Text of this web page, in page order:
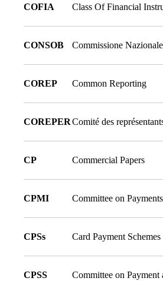
COFIA Class Of Financial
CONSOB Commissione
COREP Common Reporting
COREPERComité des
CP Commercial Papers
CPMI Committee on
CPSs Card Payment Schemes
CPSS Committee on Payment